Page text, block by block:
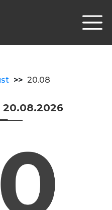
>> 20.08
20.08.2026